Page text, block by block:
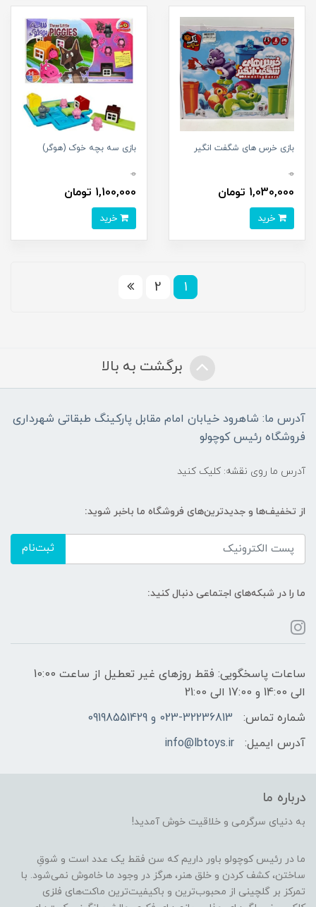
بازی خرس های شگفت انگیر
0
1,030,000 تومان
بازی سه بچه خوک (هوگر)
0
1,100,000 تومان
1
2
برگشت به بالا
آدرس ما: شاهرود خیابان امام مقابل پارکینگ طبقاتی شهرداری
فروشگاه رئیس کوچولو
آدرس ما روی نقشه: کلیک کنید
از تخفیف‌ها و جدیدترین‌های فروشگاه ما باخبر شوید:
ثبت‌نام
ما را در شبکه‌های اجتماعی دنبال کنید:
ساعات پاسخگویی: فقط روزهای غیر تعطیل از ساعت 10:00
الی 14:00 و 17:00 الی 21:00
شماره تماس:
023-32236813 و 09198551429
آدرس ایمیل:
info@lbtoys.ir
درباره ما
به دنیای سرگرمی و خلاقیت خوش آمدید!
ما در رئیس کوچولو باور داریم که سن فقط یک عدد است و شوقِ
ساختن، کشف کردن و خلق هنر، هرگز در وجود ما خاموش نمی‌شود. با
تمرکز بر گلچینی از محبوب‌ترین و باکیفیت‌ترین ماکت‌های فلزی